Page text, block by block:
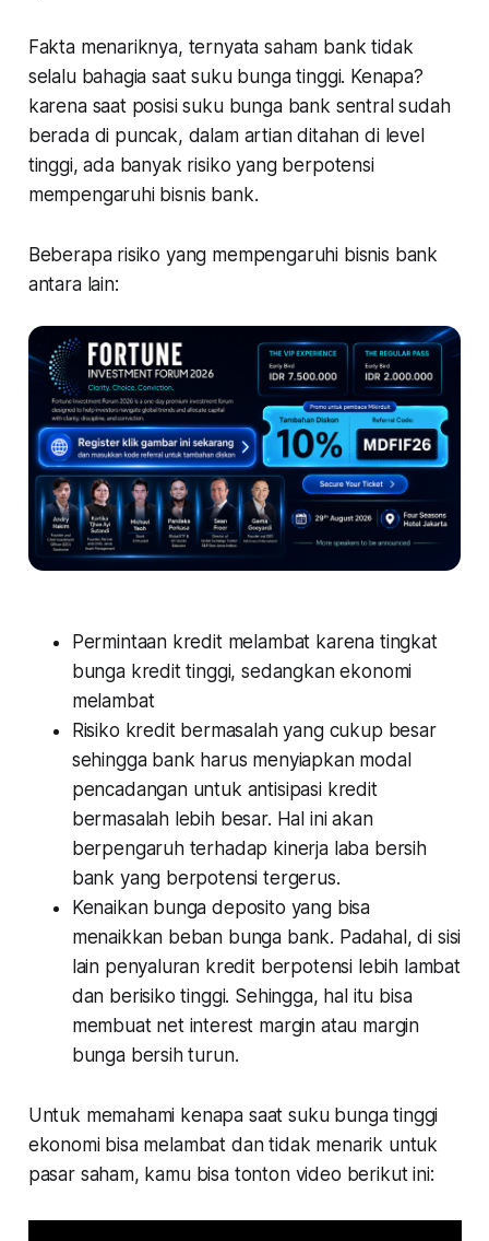
Fakta menariknya, ternyata saham bank tidak
selalu bahagia saat suku bunga tinggi. Kenapa?
karena saat posisi suku bunga bank sentral sudah
berada di puncak, dalam artian ditahan di level
tinggi, ada banyak risiko yang berpotensi
mempengaruhi bisnis bank.
Beberapa risiko yang mempengaruhi bisnis bank
antara lain:
Permintaan kredit melambat karena tingkat
bunga kredit tinggi, sedangkan ekonomi
melambat
Risiko kredit bermasalah yang cukup besar
sehingga bank harus menyiapkan modal
pencadangan untuk antisipasi kredit
bermasalah lebih besar. Hal ini akan
berpengaruh terhadap kinerja laba bersih
bank yang berpotensi tergerus.
Kenaikan bunga deposito yang bisa
menaikkan beban bunga bank. Padahal, di sisi
lain penyaluran kredit berpotensi lebih lambat
dan berisiko tinggi. Sehingga, hal itu bisa
membuat net interest margin atau margin
bunga bersih turun.
Untuk memahami kenapa saat suku bunga tinggi
ekonomi bisa melambat dan tidak menarik untuk
pasar saham, kamu bisa tonton video berikut ini: